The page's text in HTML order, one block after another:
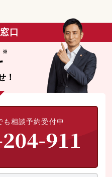
口
！
相談予約受付中